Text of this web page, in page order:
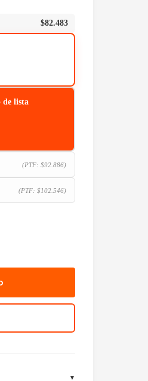
$82.483
de lista
(PTF: $92.886)
(PTF: $102.546)